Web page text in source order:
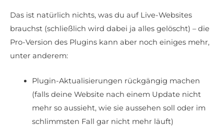
Das ist natürlich nichts, was du auf Live-Websites
brauchst (schließlich wird dabei ja alles gelöscht) – die
Pro-Version des Plugins kann aber noch einiges mehr,
unter anderem:
Plugin-Aktualisierungen rückgängig machen
(falls deine Website nach einem Update nicht
mehr so aussieht, wie sie aussehen soll oder im
schlimmsten Fall gar nicht mehr läuft)